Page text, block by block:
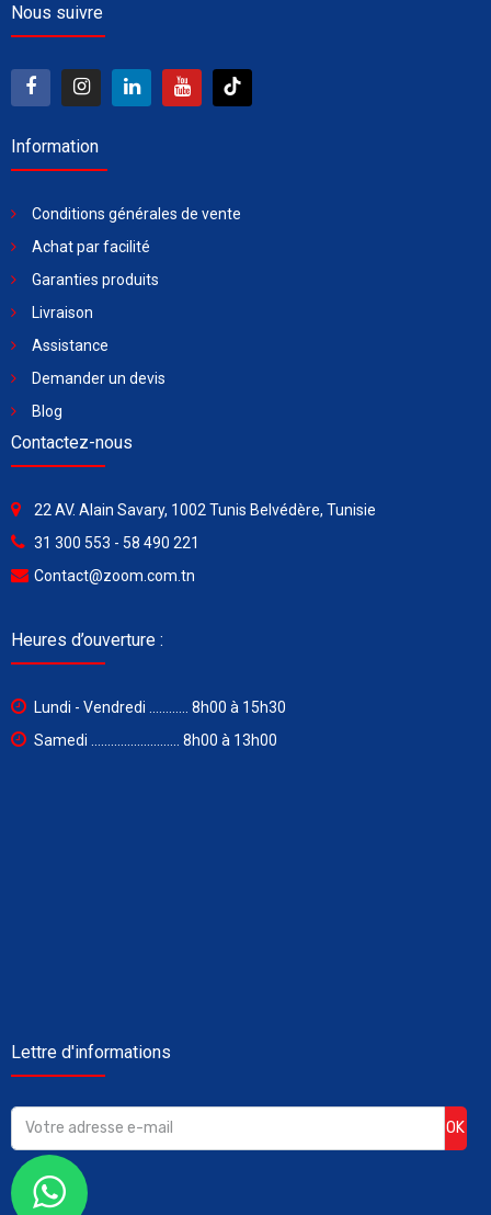
Nous suivre
Information
Conditions générales de vente
Achat par facilité
Garanties produits
Livraison
Assistance
Demander un devis
Blog
Contactez-nous
22 AV. Alain Savary, 1002 Tunis Belvédère, Tunisie
31 300 553 - 58 490 221
Contact@zoom.com.tn
Heures d’ouverture :
Lundi - Vendredi ............ 8h00 à 15h30
Samedi ........................... 8h00 à 13h00
Lettre d'informations
OK